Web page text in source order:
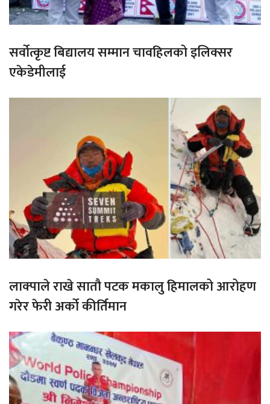
सर्वोत्कृष्ट बिद्यालय सम्मान चावहिलको इलिक्सर
एकेडेमीलाई
लाक्पाले राखे सातौ पटक मकालु हिमालको आरोहण
गरेर फेरी अर्को कीर्तिमान